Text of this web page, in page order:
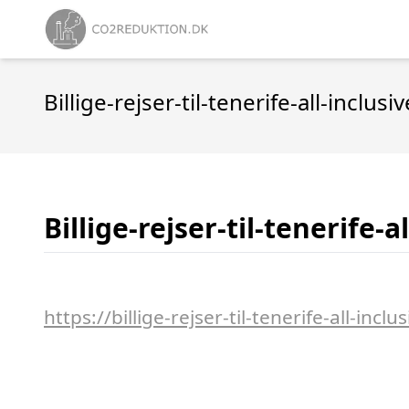
Billige-rejser-til-tenerife-all-
Billige-rejser-til-tenerife-
https://billige-rejser-til-tenerife-all-